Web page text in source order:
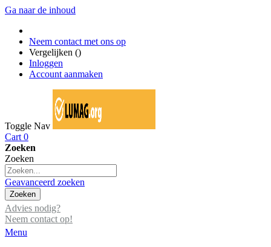
Ga naar de inhoud
Neem contact met ons op
Vergelijken ()
Inloggen
Account aanmaken
Toggle Nav
Cart 0
Zoeken
Zoeken
Geavanceerd zoeken
Zoeken
Advies nodig?
Neem contact op!
Menu